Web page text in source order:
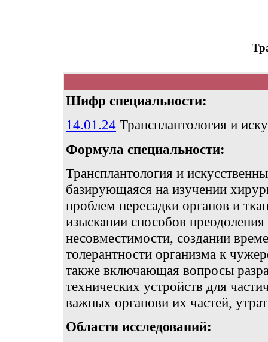
Шифр специальности:
14.01.24 Трансплантология и
Формула специальности:
Трансплантология и
базирующаяся на изучении
проблем пересадки органов и
изыскании способов
несовместимости, создании
толерантности организма к
также включающая вопросы
технических устройств для
важных органови их частей,
Области исследований: